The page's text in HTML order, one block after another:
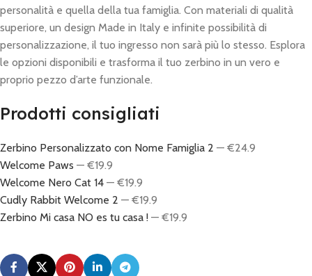
personalità e quella della tua famiglia. Con materiali di qualità
superiore, un design Made in Italy e infinite possibilità di
personalizzazione, il tuo ingresso non sarà più lo stesso. Esplora
le opzioni disponibili e trasforma il tuo zerbino in un vero e
proprio pezzo d’arte funzionale.
Prodotti consigliati
Zerbino Personalizzato con Nome Famiglia 2 — €24.9
Welcome Paws — €19.9
Welcome Nero Cat 14 — €19.9
Cudly Rabbit Welcome 2 — €19.9
Zerbino Mi casa NO es tu casa ! — €19.9